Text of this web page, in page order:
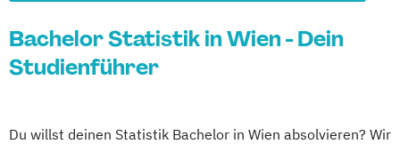
Bachelor Statistik in Wien - Dein
Studienführer
Du willst deinen Statistik Bachelor in Wien absolvieren? Wir